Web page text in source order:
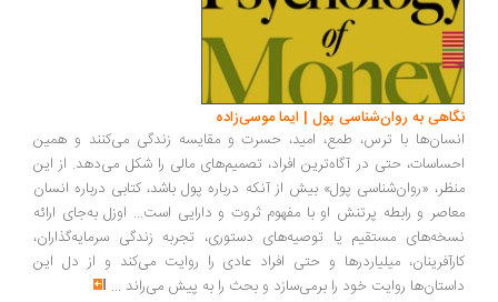
به روان‌شناسی پول | ایما موسی‌زاده
با ترس، طمع، امید، حسرت و مقایسه زندگی می‌کنند و همین
حتی در آگاه‌ترین افراد، تصمیم‌های مالی را شکل می‌دهد. از این
«روان‌شناسی پول» بیش از آنکه درباره پول باشد، کتابی درباره انسان
و رابطه پرتنش او با مفهوم ثروت و دارایی است... اوزل به‌جای ارائه
مستقیم یا توصیه‌های دستوری، تجربه زندگی سرمایه‌گذاران،
میلیاردرها و حتی افراد عادی را روایت می‌کند و از دل این
روایت خود را برمی‌سازد و بحث را به پیش می‌راند ...